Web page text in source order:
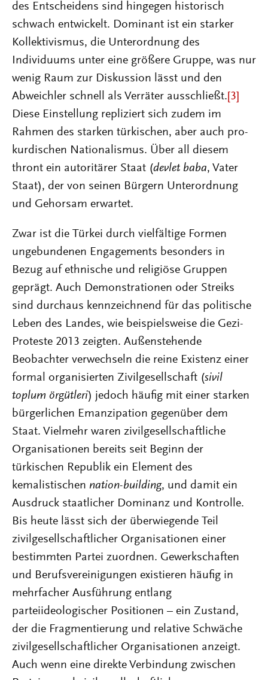
des Entscheidens sind hingegen historisch
schwach entwickelt. Dominant ist ein starker
Kollektivismus, die Unterordnung des
Individuums unter eine größere Gruppe, was nur
wenig Raum zur Diskussion lässt und den
Abweichler schnell als Verräter ausschließt. [3]
Diese Einstellung repliziert sich zudem im
Rahmen des starken türkischen, aber auch pro-
kurdischen Nationalismus. Über all diesem
thront ein autoritärer Staat (devlet baba, Vater
Staat), der von seinen Bürgern Unterordnung
und Gehorsam erwartet.
Zwar ist die Türkei durch vielfältige Formen
ungebundenen Engagements besonders in
Bezug auf ethnische und religiöse Gruppen
geprägt. Auch Demonstrationen oder Streiks
sind durchaus kennzeichnend für das politische
Leben des Landes, wie beispielsweise die Gezi-
Proteste 2013 zeigten. Außenstehende
Beobachter verwechseln die reine Existenz einer
formal organisierten Zivilgesellschaft (sivil
toplum örgütleri) jedoch häufig mit einer starken
bürgerlichen Emanzipation gegenüber dem
Staat. Vielmehr waren zivilgesellschaftliche
Organisationen bereits seit Beginn der
türkischen Republik ein Element des
kemalistischen nation-building, und damit ein
Ausdruck staatlicher Dominanz und Kontrolle.
Bis heute lässt sich der überwiegende Teil
zivilgesellschaftlicher Organisationen einer
bestimmten Partei zuordnen. Gewerkschaften
und Berufsvereinigungen existieren häufig in
mehrfacher Ausführung entlang
parteiideologischer Positionen – ein Zustand,
der die Fragmentierung und relative Schwäche
zivilgesellschaftlicher Organisationen anzeigt.
Auch wenn eine direkte Verbindung zwischen